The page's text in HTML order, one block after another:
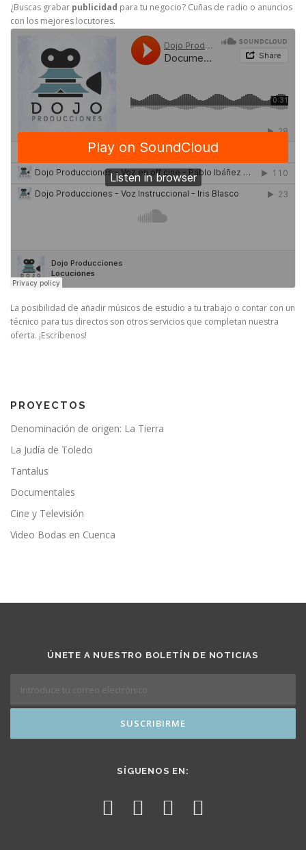
¿Buscas grabar publicidad para tu negocio? Cuñas de radio o anuncios
con los mejores locutores.
La posibilidad de añadir músicos de estudio a tu trabajo o contar con un
técnico para tus directos son otros servicios que completan nuestra
oferta. ¡Escríbenos!
PROYECTOS
Denominación de origen: La Tierra
La Judía de Toledo
Tantalus
Documentales
Cine y Televisión
Video Bodas en Cuenca
ÚNETE A NUESTRO BOLETÍN DE NOTICIAS
SÍGUENOS EN: